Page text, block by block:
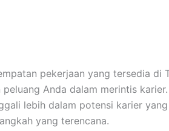
pekerjaan yang tersedia di
Anda dalam merintis
lebih dalam potensi karier
yang terencana.